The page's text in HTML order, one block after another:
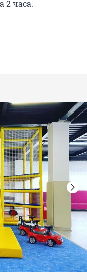
2 часа.